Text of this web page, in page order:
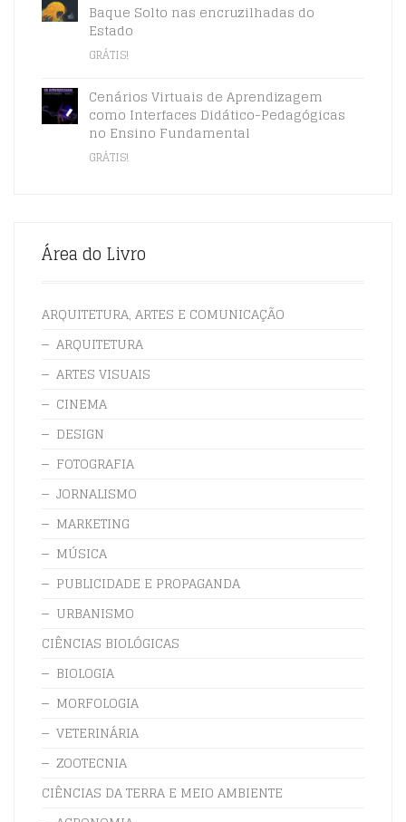
Baque Solto nas encruzilhadas do
Estado
GRÁTIS!
Cenários Virtuais de Aprendizagem
como Interfaces Didático-Pedagógicas
no Ensino Fundamental
GRÁTIS!
Área do Livro
ARQUITETURA, ARTES E COMUNICAÇÃO
ARQUITETURA
ARTES VISUAIS
CINEMA
DESIGN
FOTOGRAFIA
JORNALISMO
MARKETING
MÚSICA
PUBLICIDADE E PROPAGANDA
URBANISMO
CIÊNCIAS BIOLÓGICAS
BIOLOGIA
MORFOLOGIA
VETERINÁRIA
ZOOTECNIA
CIÊNCIAS DA TERRA E MEIO AMBIENTE